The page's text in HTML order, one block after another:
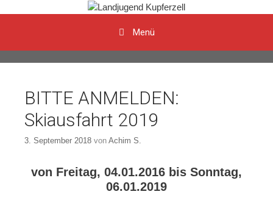
Menü
BITTE ANMELDEN:
Skiausfahrt 2019
3. September 2018 von Achim S.
von Freitag, 04.01.2016 bis Sonntag,
06.01.2019